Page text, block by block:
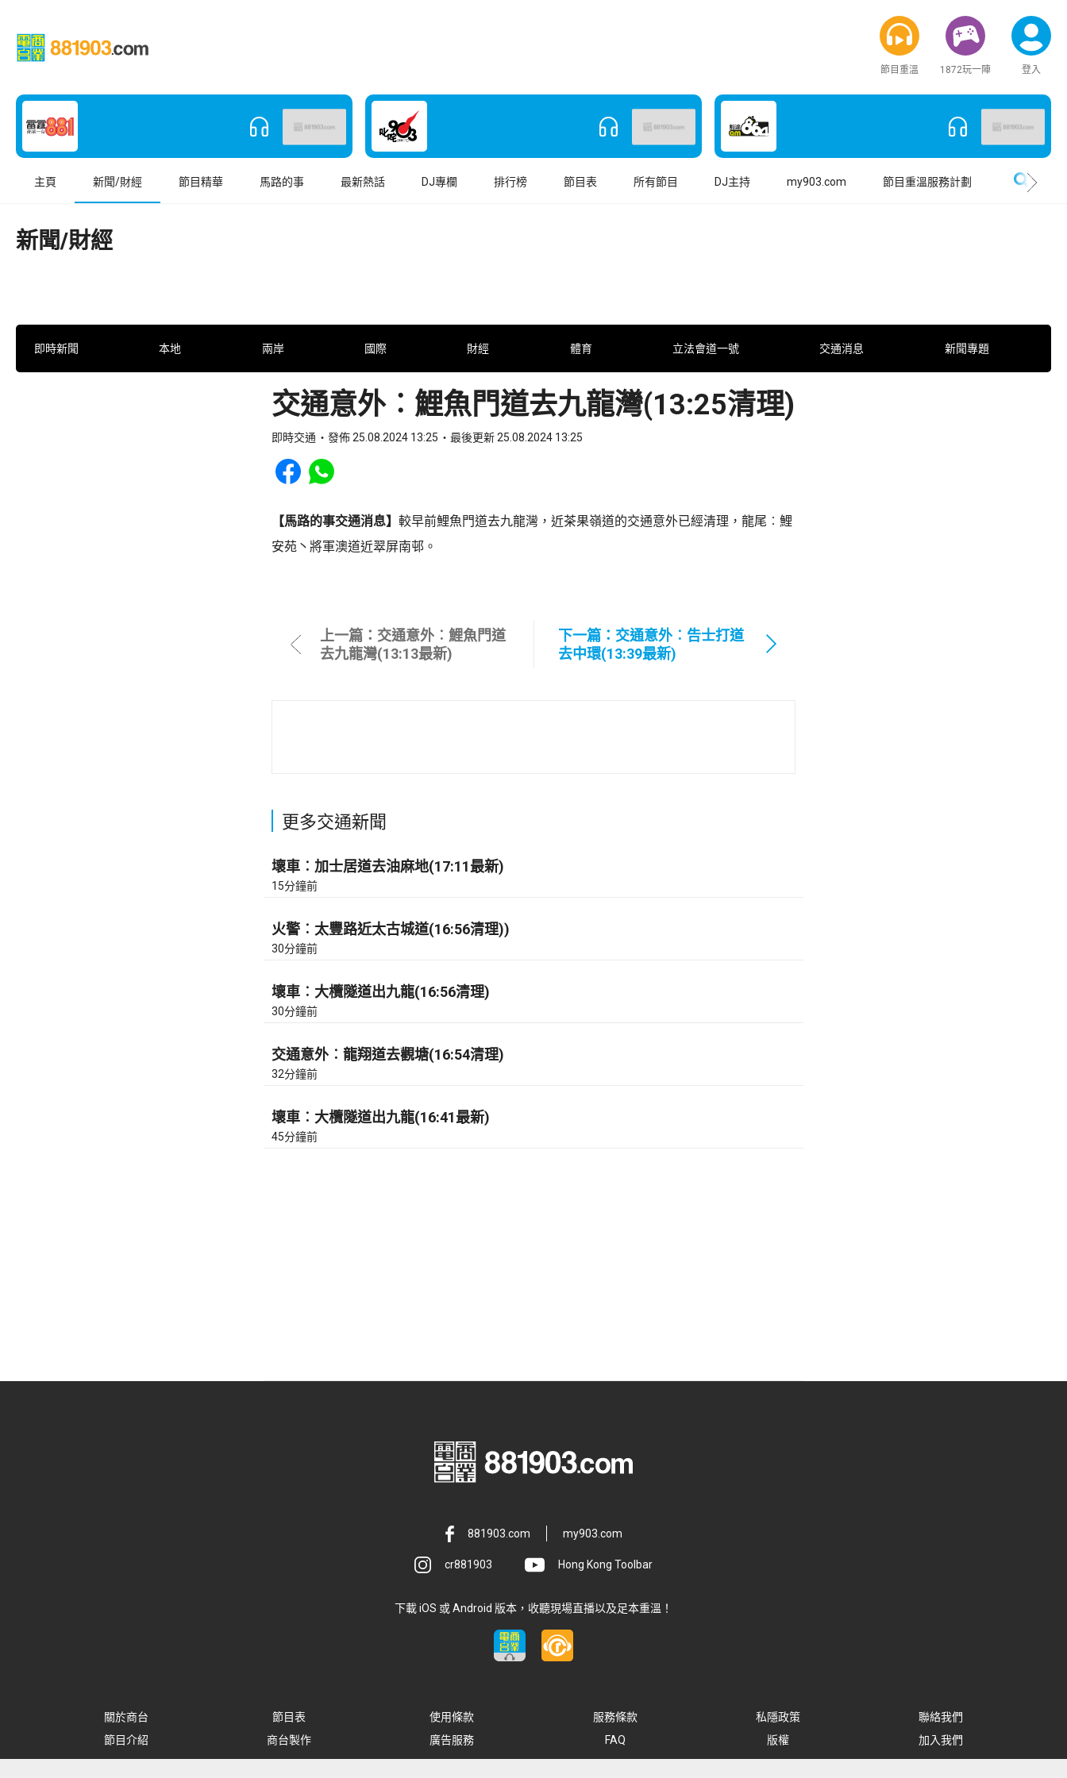
節目重溫 1872玩一陣 登入
主頁 新聞/財經 節目精華 馬路的事 最新熱話 DJ專欄 排行榜 節目表 所有節目 DJ主持 my903.com 節目重溫服務計劃
新聞/財經
即時新聞 本地 兩岸 國際 財經 體育 立法會道一號 交通消息 新聞專題
交通意外︰鯉魚門道去九龍灣(13:25清理)
即時交通 發佈 25.08.2024 13:25 最後更新 25.08.2024 13:25
Share to Facebook
Share to WhatsApp
【馬路的事交通消息】 較早前鯉魚門道去九龍灣，近茶果嶺道的交通意外已經清理，龍尾︰鯉
安苑丶將軍澳道近翠屏南邨。
上一篇：交通意外︰鯉魚門道
去九龍灣(13:13最新)
下一篇：交通意外︰告士打道
去中環(13:39最新)
更多交通新聞
壞車︰加士居道去油麻地(17:11最新)
15分鐘前
火警︰太豐路近太古城道(16:56清理))
30分鐘前
壞車︰大欖隧道出九龍(16:56清理)
30分鐘前
交通意外︰龍翔道去觀塘(16:54清理)
32分鐘前
壞車︰大欖隧道出九龍(16:41最新)
45分鐘前
881903.com my903.com
cr881903 Hong Kong Toolbar
下載 iOS 或 Android 版本，收聽現場直播以及足本重溫！
關於商台 節目表 使用條款 服務條款 私隱政策
聯絡我們
節目介紹
商台製作 廣告服務 FAQ 版權 加入我們